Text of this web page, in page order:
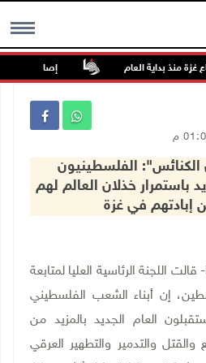
MENU
إصابتان بالرصاص
الكنائس": الفلسطينيون
باستمرار خذلان العالم لهم
إبادتهم في غزة
31-12-2024 وفا- قالت اللجنة الرئاسية العليا لمتابعة
إن أبناء الشعب الفلسطيني
العام الجديد بالمزيد من
والقتل والتدمير والتطهير العرقي